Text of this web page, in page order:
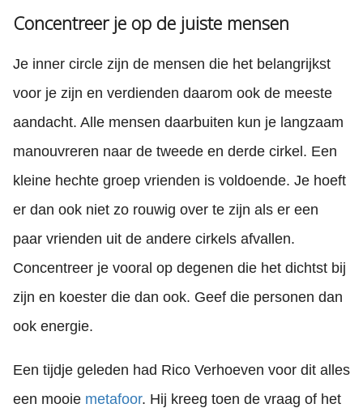
Concentreer je op de juiste mensen
Je inner circle zijn de mensen die het belangrijkst
voor je zijn en verdienden daarom ook de meeste
aandacht. Alle mensen daarbuiten kun je langzaam
manouvreren naar de tweede en derde cirkel. Een
kleine hechte groep vrienden is voldoende. Je hoeft
er dan ook niet zo rouwig over te zijn als er een
paar vrienden uit de andere cirkels afvallen.
Concentreer je vooral op degenen die het dichtst bij
zijn en koester die dan ook. Geef die personen dan
ook energie.
Een tijdje geleden had Rico Verhoeven voor dit alles
een mooie metafoor. Hij kreeg toen de vraag of het